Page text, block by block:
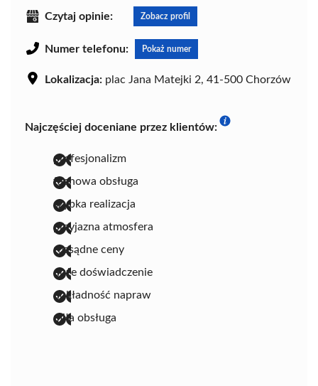
Czytaj opinie: Zobacz profil
Numer telefonu: Pokaż numer
Lokalizacja: plac Jana Matejki 2, 41-500 Chorzów
Najczęściej doceniane przez klientów:
profesjonalizm
fachowa obsługa
szybka realizacja
przyjazna atmosfera
rozsądne ceny
duże doświadczenie
dokładność napraw
miła obsługa